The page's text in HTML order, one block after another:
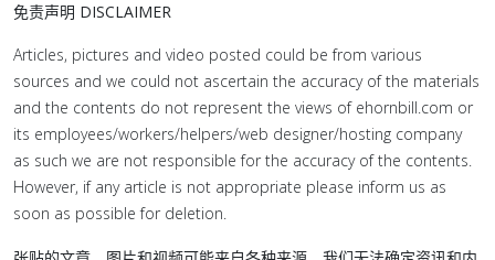
免责声明 DISCLAIMER
Articles, pictures and video posted could be from various
sources and we could not ascertain the accuracy of the materials
and the contents do not represent the views of ehornbill.com or
its employees/workers/helpers/web designer/hosting company
as such we are not responsible for the accuracy of the contents.
However, if any article is not appropriate please inform us as
soon as possible for deletion.